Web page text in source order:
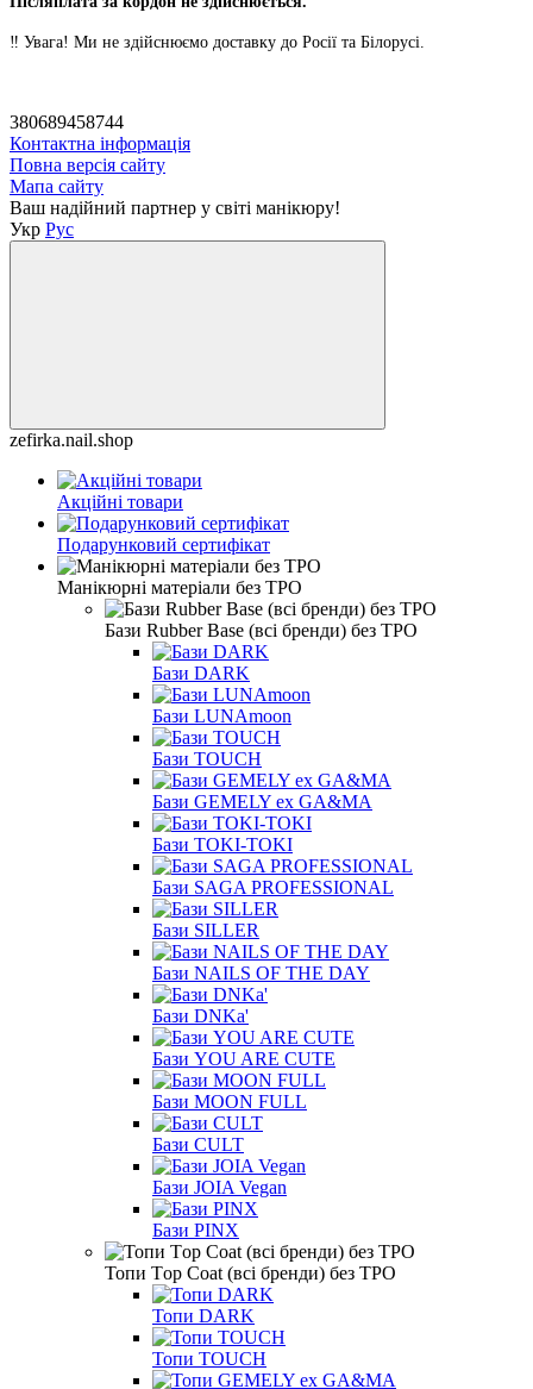
‼️ Увага! Ми не здійснюємо доставку до Росії та Білорусі.
380689458744
Контактна інформація
Повна версія сайту
Мапа сайту
Ваш надійний партнер у світі манікюру!
Укр Рус
zefirka.nail.shop
Акційні товари
Подарунковий сертифікат
Манікюрні матеріали без TPO
Бази Rubber Base (всі бренди) без TPO
Бази DARK
Бази LUNAmoon
Бази TOUCH
Бази GEMELY ex GA&MA
Бази TOKI-TOKI
Бази SAGA PROFESSIONAL
Бази SILLER
Бази NAILS OF THE DAY
Бази DNKa'
Бази YOU ARE CUTE
Бази MOON FULL
Бази CULT
Бази JOIA Vegan
Бази PINX
Топи Тop Coat (всі бренди) без TPO
Топи DARK
Топи TOUCH